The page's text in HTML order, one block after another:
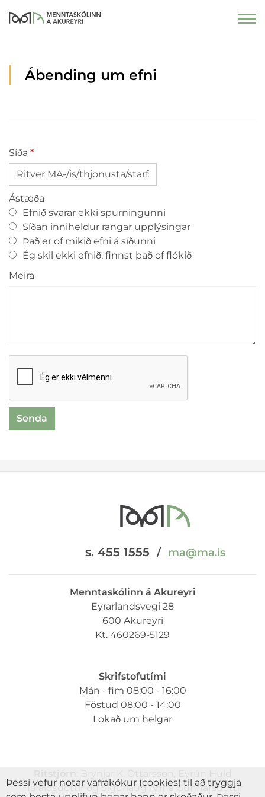
Ábending um efni
Síða
Ástæða
Efnið svarar ekki spurningunni
Síðan inniheldur rangar upplýsingar
Það er of mikið efni á síðunni
Ég skil ekki efnið, finnst það of flókið
Meira
s. 455 1555 / ma@ma.is
Menntaskólinn á Akureyri
Eyrarlandsvegi 28
600 Akureyri
Kt. 460269-5129
Skrifstofutími
Mán - fim 08:00 - 16:00
Föstud 08:00 - 14:00
Lokað um helgar
Haraldsdóttir og Sigurlaug Anna Gunnarsdóttir
Þessi vefur notar vafrakökur (cookies) til að tryggja